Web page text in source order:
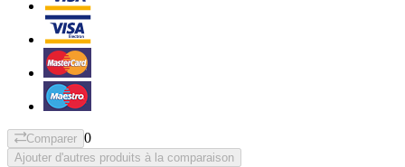
Comparer 0
Ajouter d'autres produits à la comparaison